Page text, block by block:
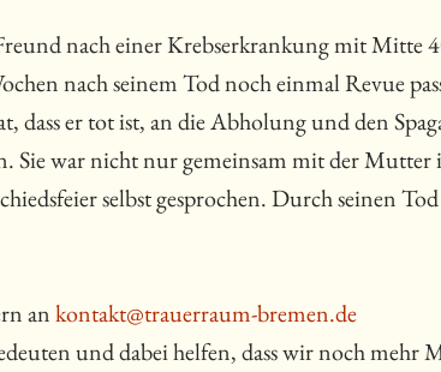
nach einer Krebserkrankung mit Mitte
nach seinem Tod noch einmal Revue
er tot ist, an die Abholung und den
war nicht nur gemeinsam mit der Mutter
selbst gesprochen. Durch seinen
ankontakt@trauerraum-bremen.de
und dabei helfen, dass wir noch mehr